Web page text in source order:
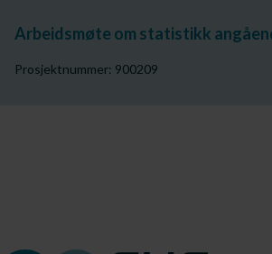
Arbeidsmøte om statistikk
Prosjektnummer: 900209